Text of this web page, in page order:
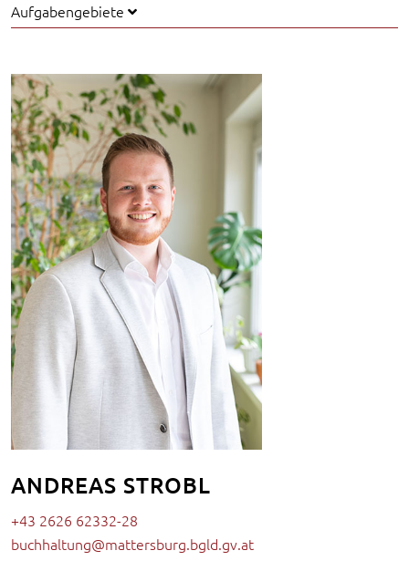
Aufgabengebiete
ANDREAS STROBL
+43 2626 62332-28
buchhaltung@mattersburg.bgld.gv.at